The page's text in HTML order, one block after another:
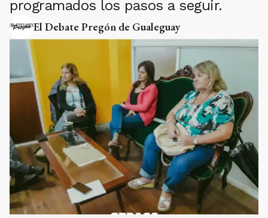
programados los pasos a seguir.
El Debate Pregón de Gualeguay